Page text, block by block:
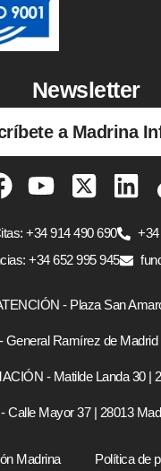
Newsletter
a Madrina
+34 914 490 690
+34 652 995 945
- Plaza San
General Ramírez de Madrid
- Matilde Landa 30 |
Calle Mayor 37 | 28013
Madrina Política de